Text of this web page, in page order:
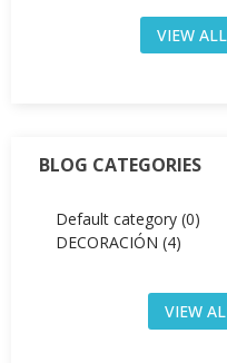
VIEW
BLOG CATEGORIES
Default category (0)
DECORACIÓN (4)
VIEW